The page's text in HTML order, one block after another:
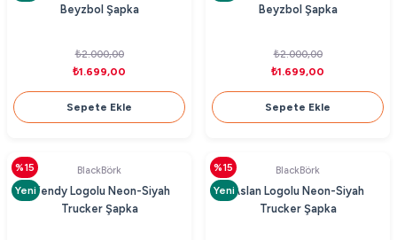
Beyzbol Şapka
₺2.000,00
₺1.699,00
Sepete Ekle
Beyzbol Şapka
₺2.000,00
₺1.699,00
Sepete Ekle
%15
Yeni
BlackBörk
Efendy Logolu Neon-Siyah
Trucker Şapka
%15
Yeni
BlackBörk
Aslan Logolu Neon-Siyah
Trucker Şapka